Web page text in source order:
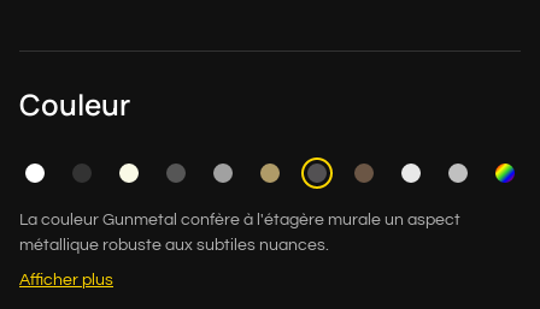
Couleur
La couleur Gunmetal confère à l'étagère murale un aspect
métallique robuste aux subtiles nuances.
Afficher plus